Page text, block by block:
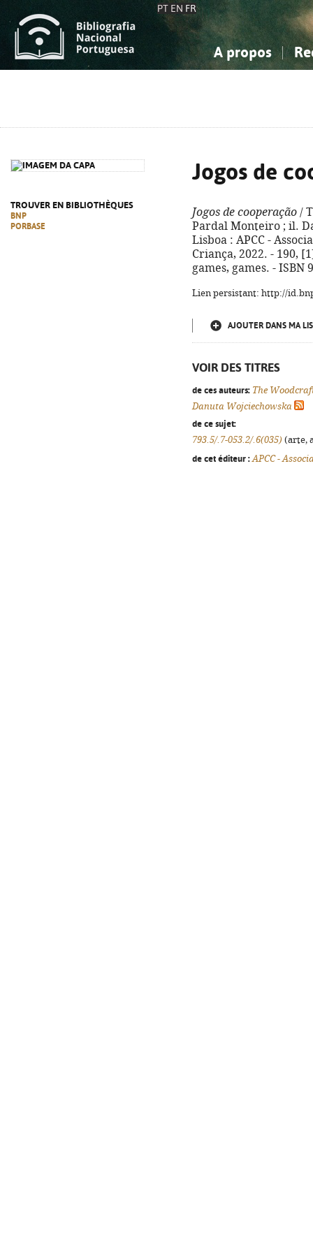
PT EN FR
A propos
TROUVER EN BIBLIOTHÈQUES
BNP
PORBASE
Jogos de
Jogos de cooperação /
Pardal Monteiro ; il.
Lisboa : APCC -
Criança, 2022. - 190,
games, games. - ISBN
Lien persistant: http://
AJOUTER DANS MA
VOIR DES TITRES
de ces auteurs: The
Danuta Wojciechowska
de ce sujet:
793.5/.7-053.2/.6(035) (arte,
de cet éditeur : APCC -